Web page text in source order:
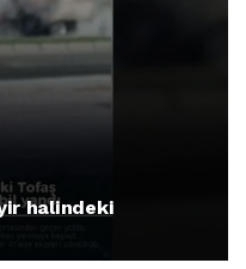
halindeki